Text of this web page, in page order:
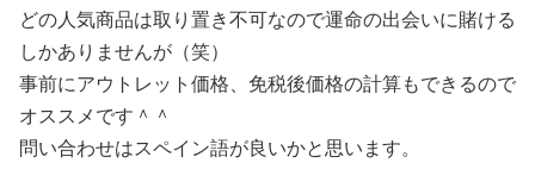
どの人気商品は取り置き不可なので運命の出会いに賭ける
しかありませんが（笑）
事前にアウトレット価格、免税後価格の計算もできるので
オススメです＾＾
問い合わせはスペイン語が良いかと思います。